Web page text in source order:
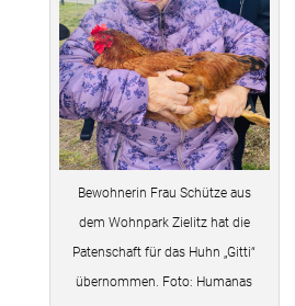
Bewohnerin Frau Schütze aus
dem Wohnpark Zielitz hat die
Patenschaft für das Huhn „Gitti“
übernommen. Foto: Humanas